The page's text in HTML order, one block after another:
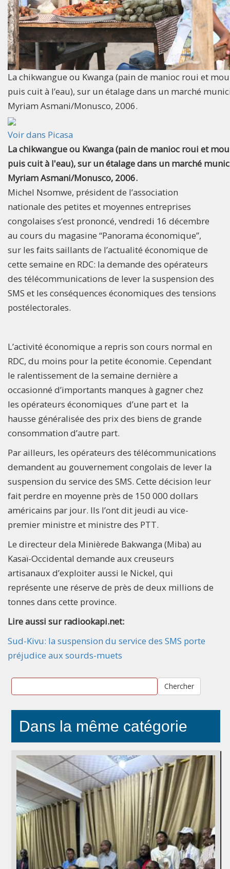
La chikwangue ou Kwanga (pain de manioc roui et
puis cuit à l’eau), sur un étalage dans un marché
Myriam Asmani/Monusco, 2006.
Voir dans Picasa
La chikwangue ou Kwanga (pain de manioc roui et
puis cuit à l'eau), sur un étalage dans un marché
Myriam Asmani/Monusco, 2006.
Michel Nsomwe, président de l’association
nationale des petites et moyennes entreprises
congolaises s’est prononcé, vendredi 16 décembre
au cours du magasine “Panorama économique”,
sur les faits saillants de l’actualité économique de
cette semaine en RDC: la demande des opérateurs
des télécommunications de lever la suspension des
SMS et les conséquences économiques des tensions
postélectorales.
L’activité économique a repris son cours normal en
RDC, du moins pour la petite économie. Cependant
le ralentissement de la semaine dernière a
occasionné d’importants manques à gagner chez
les opérateurs économiques d’une part et la
hausse généralisée des prix des biens de grande
consommation d’autre part.
Par ailleurs, les opérateurs des télécommunications
demandent au gouvernement congolais de lever la
suspension du service des SMS. Cette décision leur
fait perdre en moyenne près de 150 000 dollars
américains par jour. Ils l’ont dit jeudi au vice-
premier ministre et ministre des PTT.
Le directeur dela Minièrede Bakwanga (Miba) au
Kasaï-Occidental demande aux creuseurs
artisanaux d’exploiter aussi le Nickel, qui
représente une réserve de près de deux millions de
tonnes dans cette province.
Lire aussi sur radiookapi.net:
Sud-Kivu: la suspension du service des SMS porte
préjudice aux sourds-muets
Chercher
Dans la même catégorie